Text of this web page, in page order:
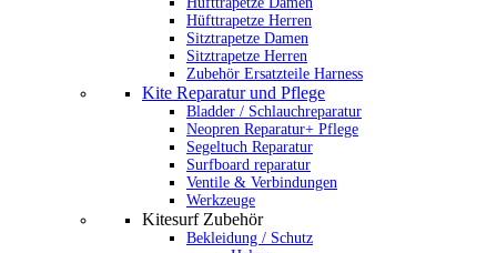
Hüfttrapetze Herren
Sitztrapetze Damen
Sitztrapetze Herren
Zubehör Ersatzteile Harness
Kite Reparatur und Pflege
Bladder / Schlauchreparatur
Neopren Reparatur+ Pflege
Segeltuch Reparatur
Surfboard reparatur
Ventile & Verbindungen
Werkzeuge
Kitesurf Zubehör
Bekleidung / Schutz